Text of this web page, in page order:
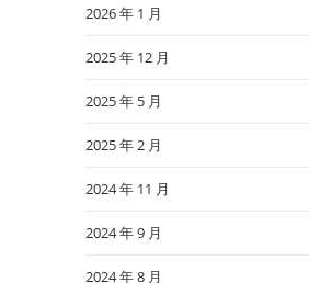
2026 年 1 月
2025 年 12 月
2025 年 5 月
2025 年 2 月
2024 年 11 月
2024 年 9 月
2024 年 8 月